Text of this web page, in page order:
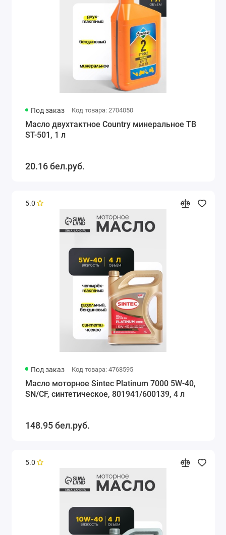
Под заказ Код товара: 2704050
Масло двухтактное Country минеральное ТВ
ST-501, 1 л
20.16 бел.руб.
5.0
Под заказ Код товара: 4768595
Масло моторное Sintec Platinum 7000 5W-40,
SN/CF, синтетическое, 801941/600139, 4 л
148.95 бел.руб.
5.0